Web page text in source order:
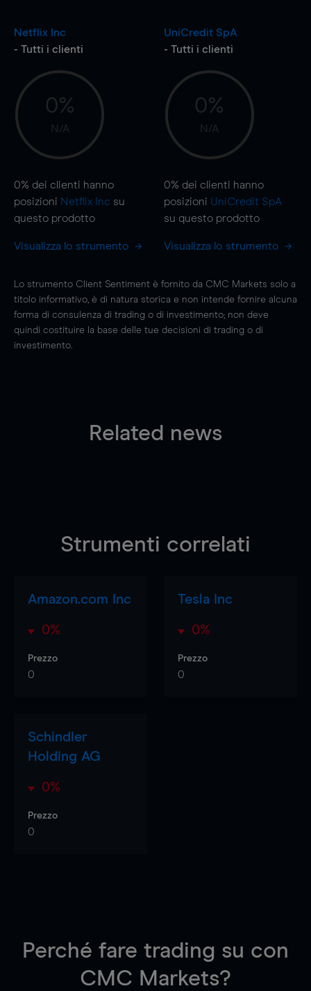
Netflix Inc
- Tutti i clienti
0%
N/A
0% dei clienti hanno
posizioni Netflix Inc su
questo prodotto
Visualizza lo strumento
UniCredit SpA
- Tutti i clienti
0%
N/A
0% dei clienti hanno
posizioni UniCredit SpA
su questo prodotto
Visualizza lo strumento
Lo strumento Client Sentiment è fornito da CMC Markets solo a
titolo informativo, è di natura storica e non intende fornire alcuna
forma di consulenza di trading o di investimento; non deve
quindi costituire la base delle tue decisioni di trading o di
investimento.
Related news
Strumenti correlati
Amazon.com Inc
0%
Prezzo
0
Tesla Inc
0%
Prezzo
0
Schindler
Holding AG
0%
Prezzo
0
Perché fare trading su con
CMC Markets?